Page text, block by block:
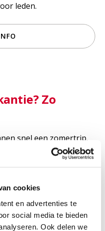
cookies
en advertenties te
social media te bieden
Ook delen we
leden.
Zo
snel een zomertrip.
je ook op korte
de kust, een stad of
past.